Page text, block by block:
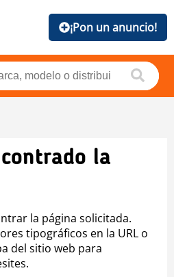
¡Pon un anuncio!
la
la página solicitada.
tipográficos en la URL o
del sitio web para